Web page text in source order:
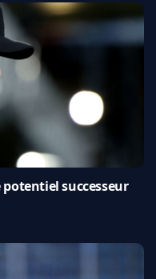
potentiel successeur